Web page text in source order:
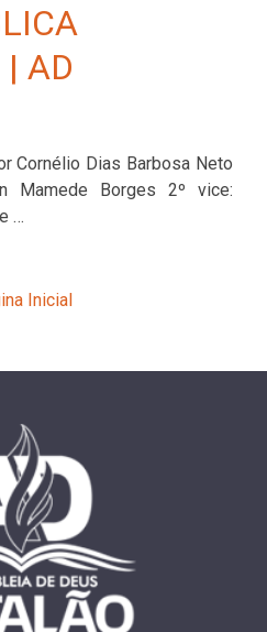
AD
Cornélio Dias Barbosa Neto
Mamede Borges 2º vice:
…
Inicial